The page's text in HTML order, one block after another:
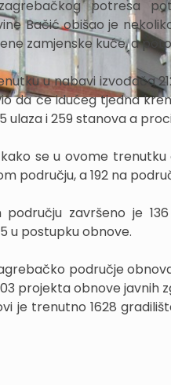
potresa
Bačić obišao je
zamjenske kuće, a
u nabavi izvođača
da će idućeg tjedna
ulaza i 259 stanova a
se u ovome
području, a 192 na
završeno je
u postupku obnove.
područje
projekta obnove javnih
je trenutno 1628